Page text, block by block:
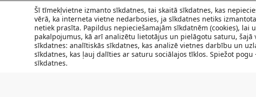
Šī tīmekļvietne izmanto sīkdatnes, tai skaitā sīkdatnes, kas
vērā, ka interneta vietne nedarbosies, ja sīkdatnes netiks
netiek prasīta. Papildus nepieciešamajām sīkdatnēm (cookies), lai
pakalpojumus, kā arī analizētu lietotājus un pielāgotu saturu, šajā
sīkdatnes: analītiskās sīkdatnes, kas analizē vietnes darbību un
sīkdatnes, kas ļauj dalīties ar saturu sociālajos tīklos. Spiežot
sīkdatnes.